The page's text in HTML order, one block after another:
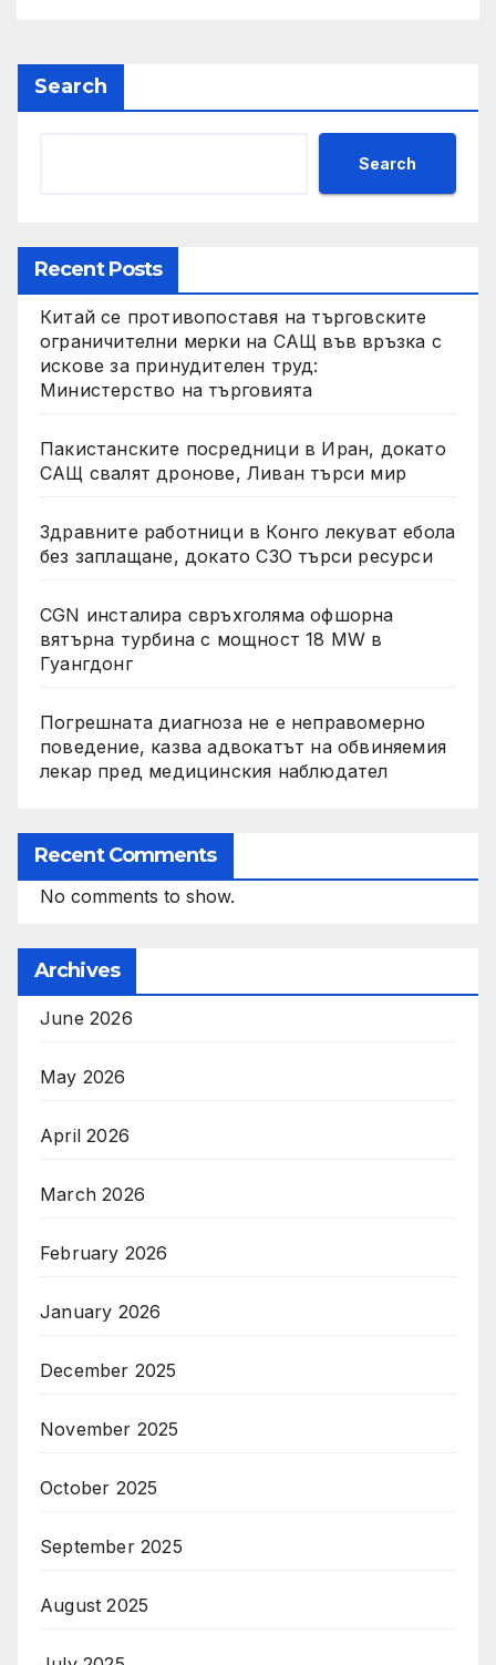
Search
Search
Recent Posts
Китай се противопоставя на търговските
ограничителни мерки на САЩ във връзка с
искове за принудителен труд:
Министерство на търговията
Пакистанските посредници в Иран, докато
САЩ свалят дронове, Ливан търси мир
Здравните работници в Конго лекуват ебола
без заплащане, докато СЗО търси ресурси
CGN инсталира свръхголяма офшорна
вятърна турбина с мощност 18 MW в
Гуангдонг
Погрешната диагноза не е неправомерно
поведение, казва адвокатът на обвиняемия
лекар пред медицинския наблюдател
Recent Comments
No comments to show.
Archives
June 2026
May 2026
April 2026
March 2026
February 2026
January 2026
December 2025
November 2025
October 2025
September 2025
August 2025